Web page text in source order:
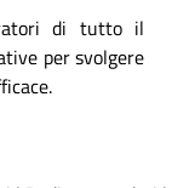
di tutto il
per svolgere